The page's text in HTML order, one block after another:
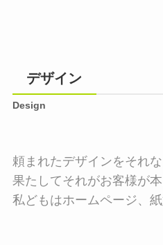
デザイン
Design
頼まれたデザインをそれ
果たしてそれがお客様が
私どもはホームページ、